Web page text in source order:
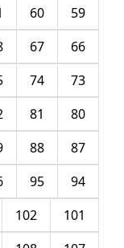
59
60
66
67
73
74
80
81
87
88
94
95
101
102